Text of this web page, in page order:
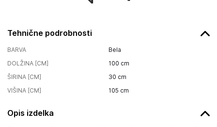
Tehnične podrobnosti
BARVA
Bela
DOLŽINA [CM]
100 cm
ŠIRINA [CM]
30 cm
VIŠINA [CM]
105 cm
Opis izdelka